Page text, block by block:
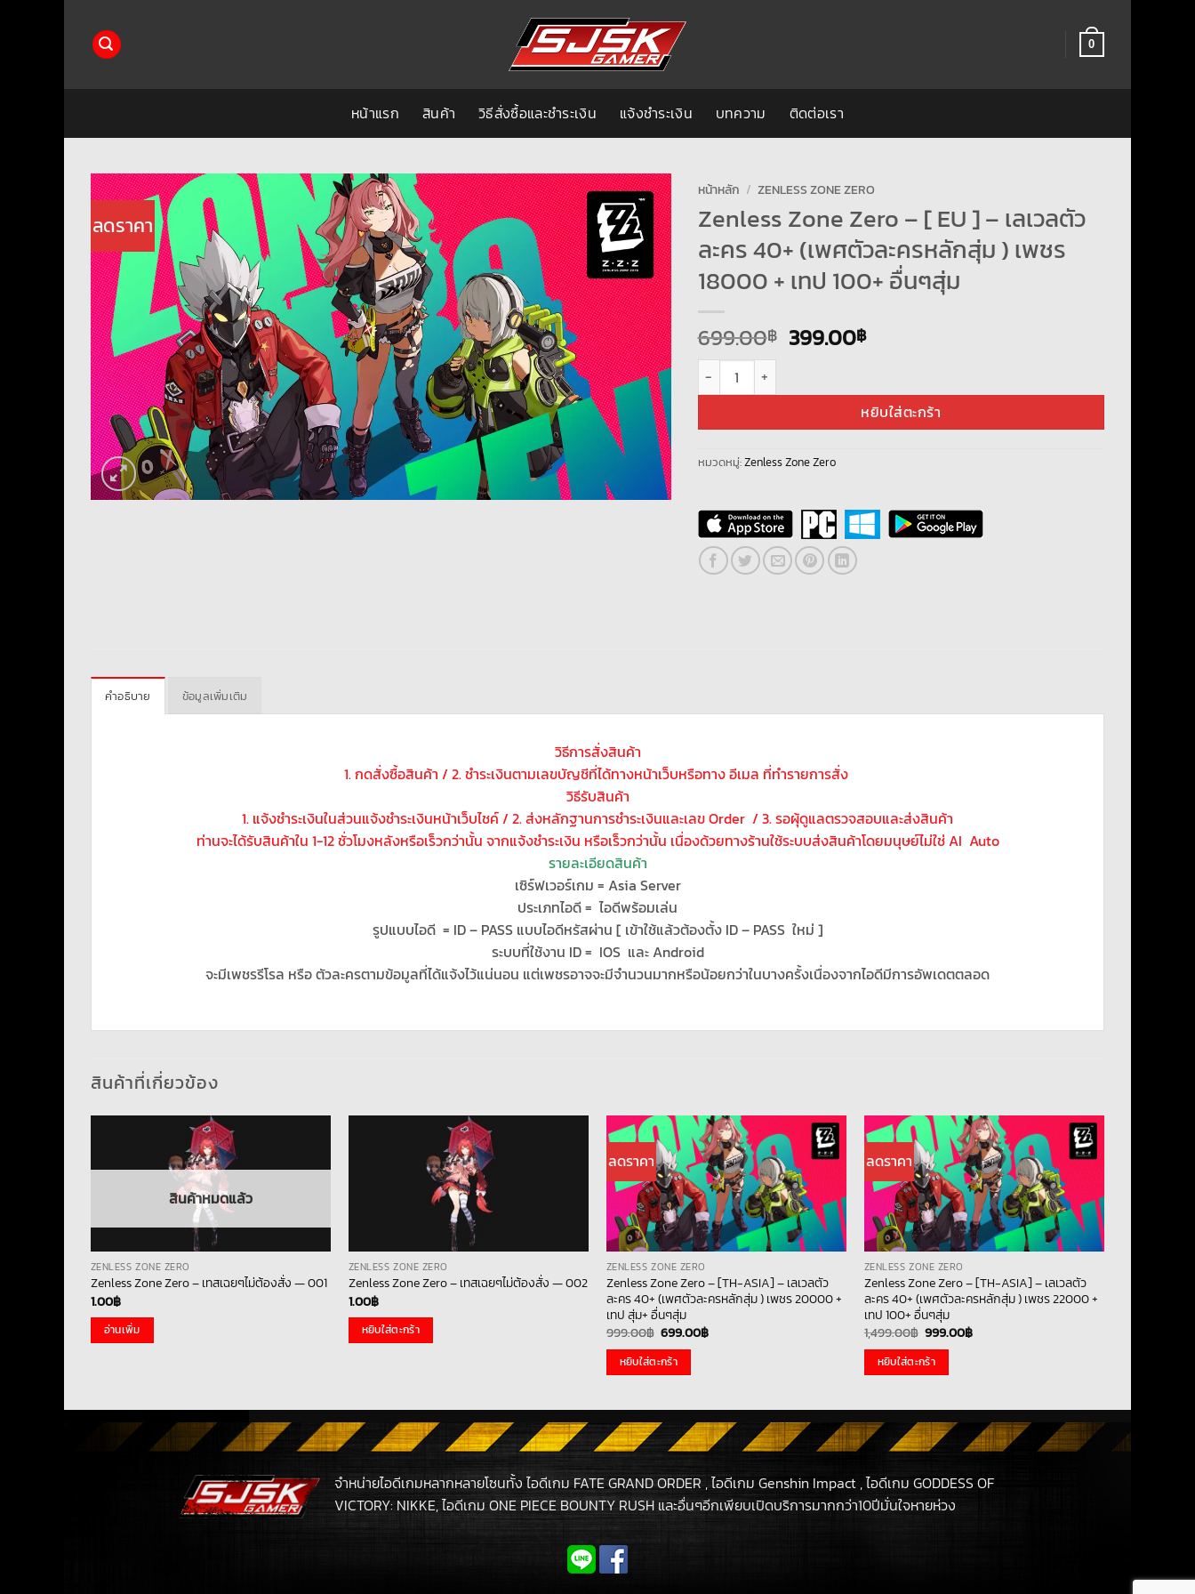
0
หน้าแรก สินค้า วิธีสั่งซื้อและชำระเงิน แจ้งชำระเงิน บทความ ติดต่อเรา
ลดราคา
หน้าหลัก / ZENLESS ZONE ZERO
Zenless Zone Zero – [ EU ] – เลเวลตัว
ละคร 40+ (เพศตัวละครหลักสุ่ม ) เพชร
18000 + เทป 100+ อื่นๆสุ่ม
699.00฿ Original
699.00฿.
399.00฿Current
399.00฿.
จำนวน Zenless Zone Zero - [ EU ] - เลเวลตัวละคร 40+ (เพศตัวละครหลักสุ่ม ) เพชร 18000 + เท
หยิบใส่ตะกร้า
หมวดหมู่:Zenless Zone Zero
คำอธิบาย ข้อมูลเพิ่มเติม
วิธีการสั่งสินค้า
1. กดสั่งซื้อสินค้า / 2. ชำระเงินตามเลขบัญชีที่ได้ทางหน้าเว็บหรือทาง อีเมล ที่ทำรายการสั่ง
วิธีรับสินค้า
1. แจ้งชำระเงินในส่วนแจ้งชำระเงินหน้าเว็บไชค์ / 2. ส่งหลักฐานการชำระเงินและเลข Order / 3. รอผุ้ดูแลตรวจสอบและส่งสินค้า
ท่านจะได้รับสินค้าใน 1-12 ชั่วโมงหลังหรือเร็วกว่านั้น จากแจ้งชำระเงิน หรือเร็วกว่านั้น เนื่องด้วยทางร้านใช้ระบบส่งสินค้าโดยมนุษย์ไม่ใช่ AI Auto
รายละเอียดสินค้า
เซิร์ฟเวอร์เกม = Asia Server
ประเภทไอดี = ไอดีพร้อมเล่น
รูปแบบไอดี = ID – PASS แบบไอดีหรัสผ่าน [ เข้าใช้แล้วต้องตั้ง ID – PASS ใหม่ ]
ระบบที่ใช้งาน ID = IOS และ Android
จะมีเพชรรีโรล หรือ ตัวละครตามข้อมูลที่ได้แจ้งไว้แน่นอน แต่เพชรอาจจะมีจำนวนมากหรือน้อยกว่าในบางครั้งเนื่องจากไอดีมีการอัพเดตตลอด
สินค้าที่เกี่ยวข้อง
สินค้าหมดแล้ว
ZENLESS ZONE ZERO
Zenless Zone Zero – เทสเฉยๆไม่ต้องสั่ง — 001
1.00฿
อ่านเพิ่ม
ZENLESS ZONE ZERO
Zenless Zone Zero – เทสเฉยๆไม่ต้องสั่ง — 002
1.00฿
หยิบใส่ตะกร้า
ลดราคา
ZENLESS ZONE ZERO
Zenless Zone Zero – [TH-ASIA] – เลเวลตัว
ละคร 40+ (เพศตัวละครหลักสุ่ม ) เพชร 20000 +
เทป สุ่ม+ อื่นๆสุ่ม
999.00฿ Original
was:
999.00฿.
699.00฿Current
หยิบใส่ตะกร้า
ลดราคา
ZENLESS ZONE ZERO
Zenless Zone Zero – [TH-ASIA] – เลเวลตัว
ละคร 40+ (เพศตัวละครหลักสุ่ม ) เพชร 22000 +
เทป 100+ อื่นๆสุ่ม
1,499.00฿ Original
was:
1,499.00฿.
999.00฿Current
หยิบใส่ตะกร้า
จำหน่ายไอดีเกมหลากหลายโซนทั้ง ไอดีเกม FATE GRAND ORDER , ไอดีเกม Genshin Impact , ไอดีเกม GODDESS OF
VICTORY: NIKKE, ไอดีเกม ONE PIECE BOUNTY RUSH และอื่นๆอีกเพียบเปิดบริการมากกว่า10ปีมั่นใจหายห่วง